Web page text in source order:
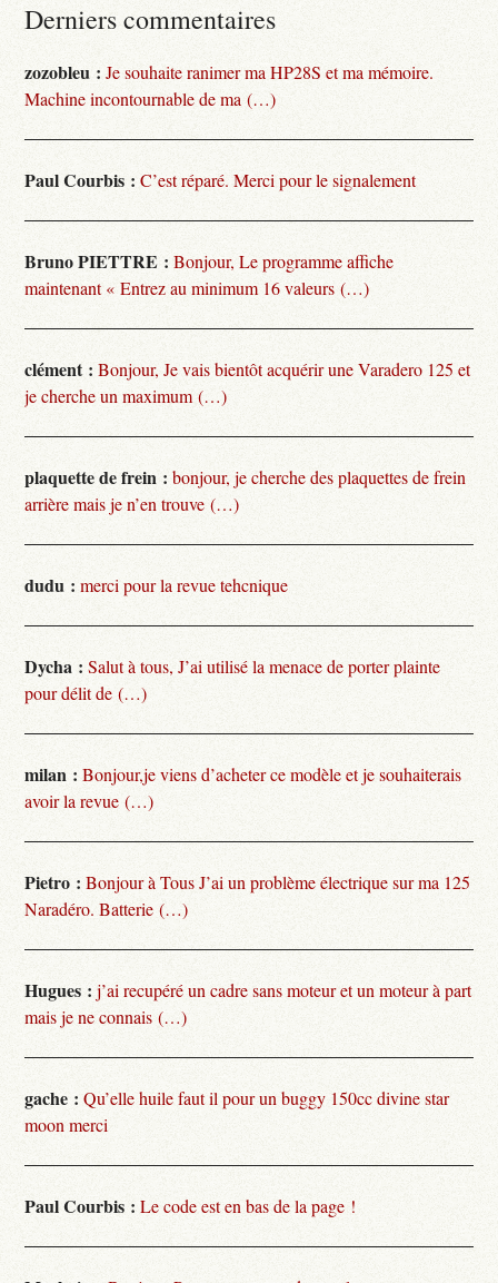
Derniers commentaires
zozobleu : Je souhaite ranimer ma HP28S et ma mémoire.
Machine incontournable de ma (…)
Paul Courbis : C’est réparé. Merci pour le signalement
Bruno PIETTRE : Bonjour, Le programme affiche
maintenant « Entrez au minimum 16 valeurs (…)
clément : Bonjour, Je vais bientôt acquérir une Varadero 125 et
je cherche un maximum (…)
plaquette de frein : bonjour, je cherche des plaquettes de frein
arrière mais je n’en trouve (…)
dudu : merci pour la revue tehcnique
Dycha : Salut à tous, J’ai utilisé la menace de porter plainte
pour délit de (…)
milan : Bonjour,je viens d’acheter ce modèle et je souhaiterais
avoir la revue (…)
Pietro : Bonjour à Tous J’ai un problème électrique sur ma 125
Naradéro. Batterie (…)
Hugues : j’ai recupéré un cadre sans moteur et un moteur à part
mais je ne connais (…)
gache : Qu’elle huile faut il pour un buggy 150cc divine star
moon merci
Paul Courbis : Le code est en bas de la page !